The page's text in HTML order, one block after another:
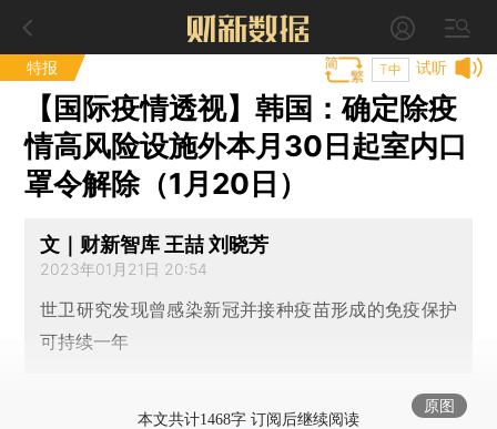
特报 试听
T中
【国际疫情透视】韩国：确定除疫
情高风险设施外本月30日起室内口
罩令解除（1月20日）
文｜财新智库 王喆 刘晓芳
2023年01月21日 20:54
世卫研究发现曾感染新冠并接种疫苗形成的免疫保护
可持续一年
原图
本文共计1468字 订阅后继续阅读